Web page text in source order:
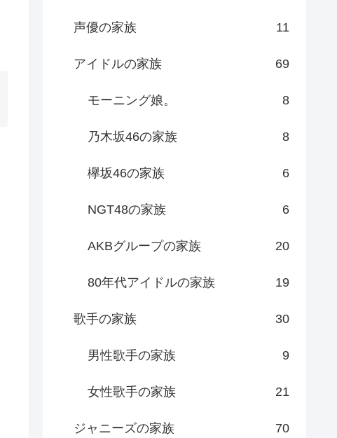
声優の家族 11
アイドルの家族 69
モーニング娘。 8
乃木坂46の家族 8
欅坂46の家族 6
NGT48の家族 6
AKBグループの家族 20
80年代アイドルの家族 19
歌手の家族 30
男性歌手の家族 9
女性歌手の家族 21
ジャニーズの家族 70